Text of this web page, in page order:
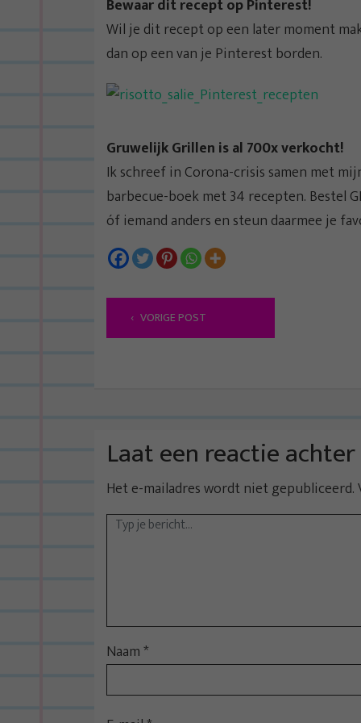
Bewaar dit recept op Pinterest!
Wil je dit recept op een later moment
dan op een van je Pinterest borden.
Gruwelijk Grillen is al 700x verkocht!
Ik schreef in Corona-crisis samen met
barbecue-boek met 34 recepten. Bestel
óf iemand anders en steun daarmee je
B
e
t
n
a
v
t
i
e
VORIGE POST
Laat een reactie achter
Het e-mailadres wordt niet gepubliceerd.
Naam*